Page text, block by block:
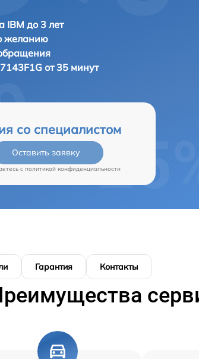
IBM до 3 лет
желанию
от 35 минут
со специалистом
Оставить заявку
c политикой конфиденциальности
Гарантия Контакты